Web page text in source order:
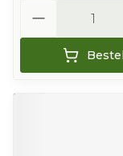
Bestel